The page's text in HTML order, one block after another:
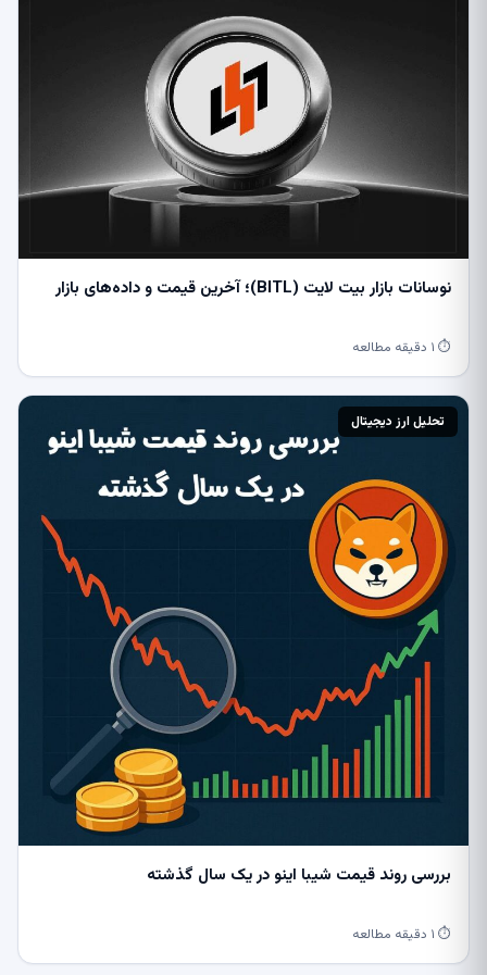
نوسانات بازار بیت ‌لایت (BITL)؛ آخرین قیمت و داده‌های بازار
تحلیل ارز دیجیتال
بررسی روند قیمت شیبا اینو در یک سال گذشته